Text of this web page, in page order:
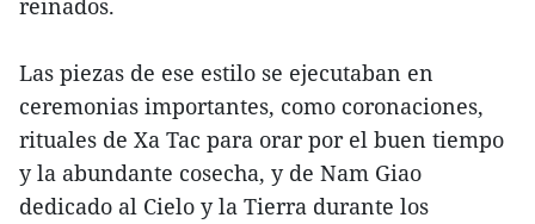
reinados.
Las piezas de ese estilo se ejecutaban en
ceremonias importantes, como coronaciones,
rituales de Xa Tac para orar por el buen tiempo
y la abundante cosecha, y de Nam Giao
dedicado al Cielo y la Tierra durante los